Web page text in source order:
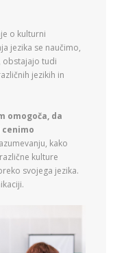
o kulturni
jezika se naučimo,
obstajajo tudi
jezikih in
omogoča, da
kako
kulture
svojega jezika.